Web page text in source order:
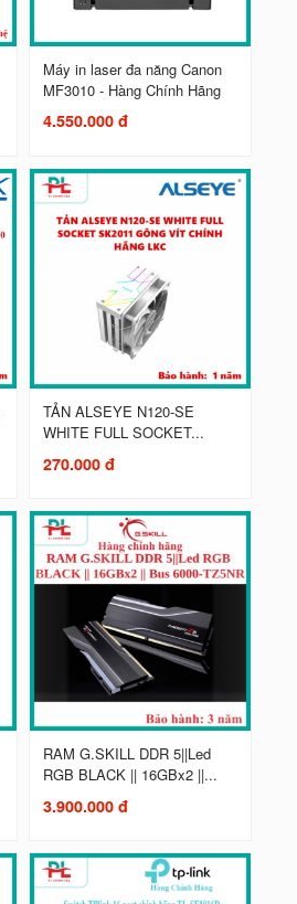
Máy in laser đa năng Canon
MF3010 - Hàng Chính Hãng
4.550.000 đ
TẢN ALSEYE N120-SE
WHITE FULL SOCKET...
270.000 đ
RAM G.SKILL DDR 5||Led
RGB BLACK || 16GBx2 ||...
3.900.000 đ